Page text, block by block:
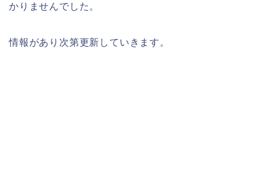
かりませんでした。
情報があり次第更新していきます。